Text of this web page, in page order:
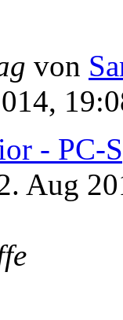
von
- PC-
Aug